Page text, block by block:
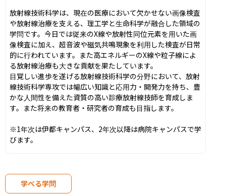
放射線技術科学は、現在の医療において欠かせない画像検査
や放射線治療を支える、理工学と生命科学が融合した領域の
学問です。今日では従来のX線や放射性同位元素を用いた画
像検査に加え、超音波や磁気共鳴現象を利用した検査が日常
的に行われています。また高エネルギーのX線や粒子線によ
る放射線治療も大きな貢献を果たしています。
目覚しい進歩を遂げる放射線技術科学の分野において、放射
線技術科学専攻では幅広い知識と応用力・開発力を持ち、豊
かな人間性を備えた資質の高い診療放射線技師を育成しま
す。また将来の教育者・研究者の育成も目指します。
※1年次は伊都キャンパス、2年次以降は病院キャンパスで学
びます。
学べる学問